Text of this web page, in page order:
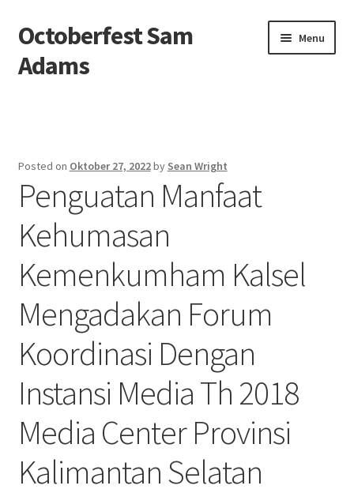
Skip
to
navigation
Skip
to
content
Octoberfest Sam
Adams
Menu
Contact us
Privacy Policy
Posted on Oktober 27, 2022by Sean Wright
Penguatan Manfaat
Kehumasan
Kemenkumham Kalsel
Mengadakan Forum
Koordinasi Dengan
Instansi Media Th 2018
Media Center Provinsi
Kalimantan Selatan